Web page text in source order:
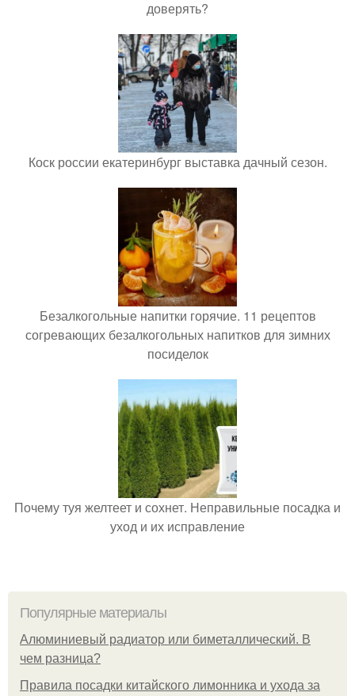
доверять?
Коск россии екатеринбург выставка дачный сезон.
Безалкогольные напитки горячие. 11 рецептов
согревающих безалкогольных напитков для зимних
посиделок
Почему туя желтеет и сохнет. Неправильные посадка и
уход и их исправление
Популярные материалы
Алюминиевый радиатор или биметаллический. В
чем разница?
Правила посадки китайского лимонника и ухода за